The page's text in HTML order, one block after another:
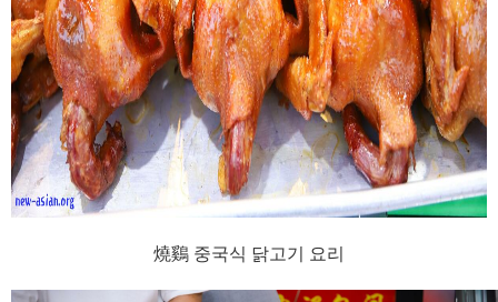
燒鷄 중국식 닭고기 요리